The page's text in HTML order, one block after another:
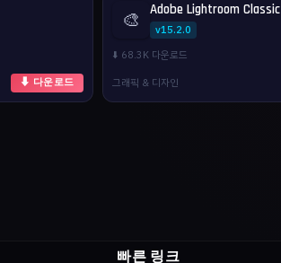
⬇ 다운로드
🎨 Adobe Lightroom Classic
v15.2.0
⬇️ 68.3K 다운로드
그래픽 & 디자인
빠른 링크